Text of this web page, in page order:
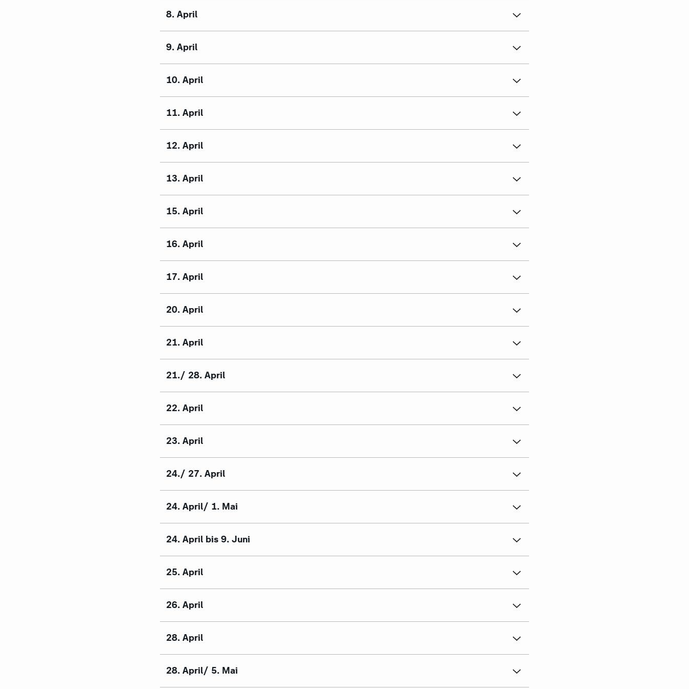
8. April
9. April
10. April
11. April
12. April
13. April
15. April
16. April
17. April
20. April
21. April
21./ 28. April
22. April
23. April
24./ 27. April
24. April/ 1. Mai
24. April bis 9. Juni
25. April
26. April
28. April
28. April/ 5. Mai